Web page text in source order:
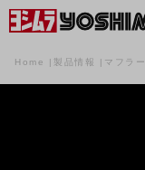
Home 製品情報 マフラー